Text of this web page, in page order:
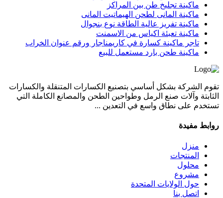
ماكينة تجليخ طن بين المراكز
ماكينة المانى لطحن الهيماتيت المانى
ماكينة تفريز عالية الطاقة نوع بنجوال
ماكينة تعبئة اكياس من الاسمنت
تاجر ماكينة كسارة في كاريمناجار ورقم عنوان الخراب
ماكينة طحن بارد مستعمل للبيع
تقوم الشركة بشكل أساسي بتصنيع الكسارات المتنقلة والكسارات
الثابتة وآلات صنع الرمل وطواحين الطحن والمصانع الكاملة التي
تستخدم على نطاق واسع في التعدين ...
روابط مفيدة
منزل
المنتجات
محلول
مشروع
حول الولايات المتحدة
اتصل بنا